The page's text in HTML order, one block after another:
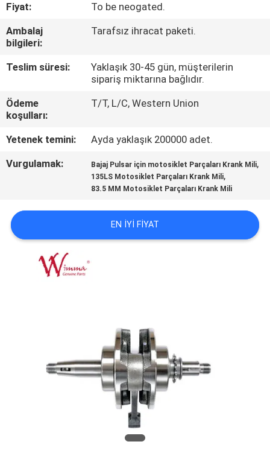
KALITE
KONTROLÜ
HABERLER
BIR
İNDIRIM
İSTE
HARITASI
GIZLILIK
POLITIKASI
Fiyat:
To be neogated.
Ambalaj
bilgileri:
Tarafsız ihracat paketi.
Teslim süresi:
Yaklaşık 30-45 gün, müşterilerin
sipariş miktarına bağlıdır.
Ödeme
koşulları:
T/T, L/C, Western Union
Yetenek temini:
Ayda yaklaşık 200000 adet.
Vurgulamak:
Bajaj Pulsar için motosiklet Parçaları Krank Mili,
135LS Motosiklet Parçaları Krank Mili,
83.5 MM Motosiklet Parçaları Krank Mili
EN IYI FIYAT